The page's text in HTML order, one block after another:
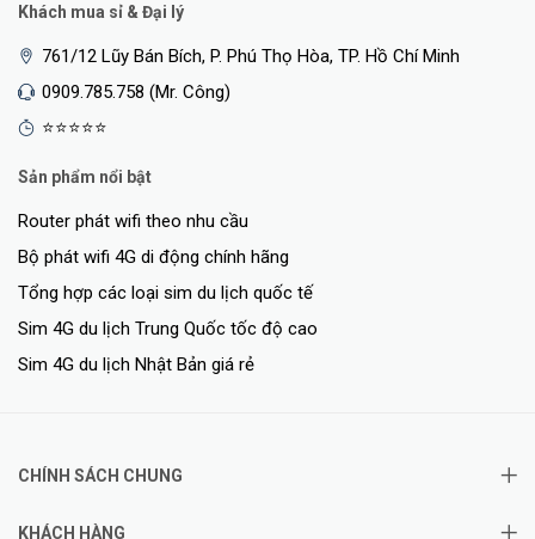
Khách mua sỉ & Đại lý
761/12 Lũy Bán Bích, P. Phú Thọ Hòa, TP. Hồ Chí Minh
0909.785.758 (Mr. Công)
⭐⭐⭐⭐⭐
Sản phẩm nổi bật
Router phát wifi theo nhu cầu
Bộ phát wifi 4G di động chính hãng
Tổng hợp các loại sim du lịch quốc tế
Sim 4G du lịch Trung Quốc tốc độ cao
Sim 4G du lịch Nhật Bản giá rẻ
CHÍNH SÁCH CHUNG
KHÁCH HÀNG